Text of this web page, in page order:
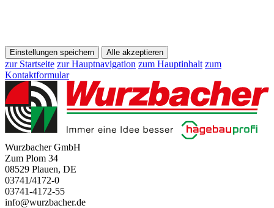
Einstellungen speichern Alle akzeptieren
zur Startseite zur Hauptnavigation zum Hauptinhalt zum
Kontaktformular
Wurzbacher GmbH
Zum Plom 34
08529 Plauen, DE
03741/4172-0
03741-4172-55
info@wurzbacher.de